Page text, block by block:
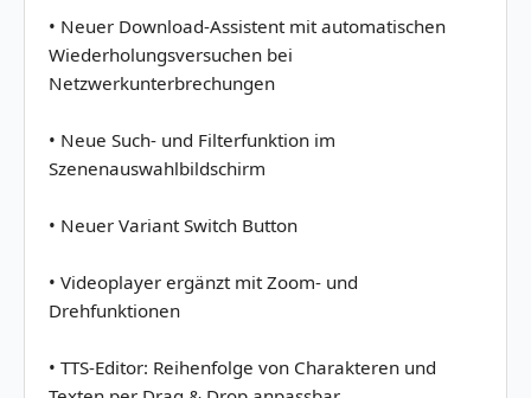
Version 3.0.22
Version 3.0.21
Version 3.0.19
Version 3.0.18
Version 2.x (2021 - 2023)
• Neuer Download-Assistent mit automatischen
Wiederholungsversuchen bei
Netzwerkunterbrechungen
• Neue Such- und Filterfunktion im
Szenenauswahlbildschirm
• Neuer Variant Switch Button
• Videoplayer ergänzt mit Zoom- und
Drehfunktionen
• TTS-Editor: Reihenfolge von Charakteren und